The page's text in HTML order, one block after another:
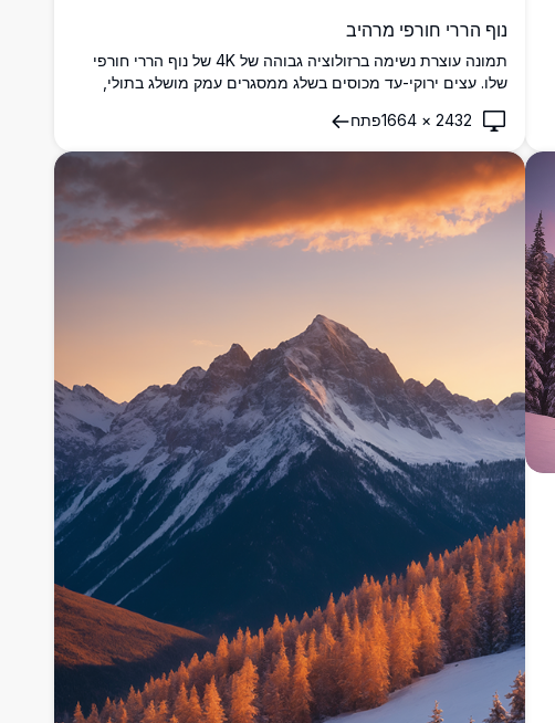
נוף הררי חורפי מרהיב
תמונה עוצרת נשימה ברזולוציה גבוהה של 4K של נוף הררי חורפי
שלו. עצים ירוקי-עד מכוסים בשלג ממסגרים עמק מושלג בתולי,
עננים זהובים רכים בשקיעה. מושלם לחובבי טבע, המראה המהמם
הזה לוכד את היופי השליו של מדבר חורפי, אידיאלי לאמנות קיר,
רקעים או השראה לטיולים.
2432
×
1664פתח